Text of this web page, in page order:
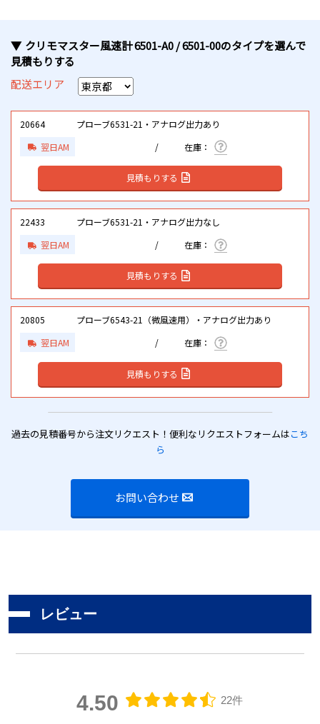
クリモマスター風速計 6501-A0 / 6501-00のタイプを選んで
見積もりする
配送エリア
20664
プローブ6531-21・アナログ出力あり
翌日AM
見積もりする
22433
プローブ6531-21・アナログ出力なし
翌日AM
見積もりする
20805
プローブ6543-21（微風速用）・アナログ出力あり
翌日AM
見積もりする
過去の見積番号から注文リクエスト！便利なリクエストフォームはこち
ら
お問い合わせ
レビュー
4.50 22件